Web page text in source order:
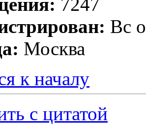
Вс
Москва
к началу
с цитатой